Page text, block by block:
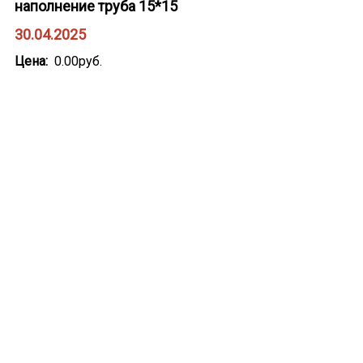
наполнение труба 15*15
30.04.2025
Цена 0.00руб.